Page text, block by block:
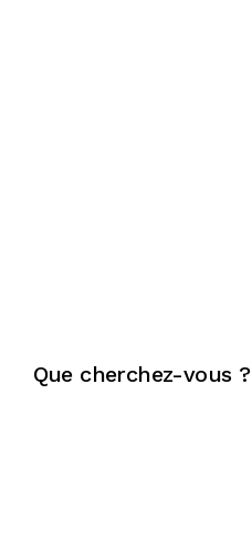
Que cherchez-vous ?